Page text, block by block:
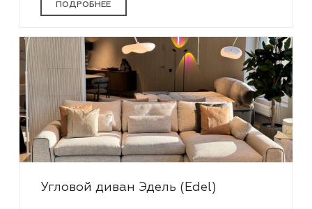
ПОДРОБНЕЕ
Угловой диван Эдель (Edel)